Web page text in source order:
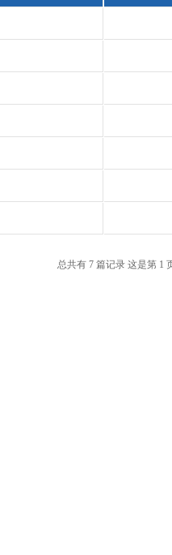
总共有 7 篇记录 这是第 1